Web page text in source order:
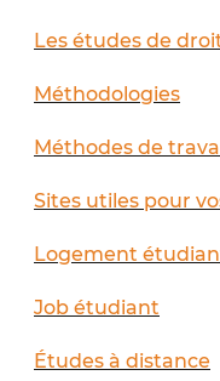
Les études de
Méthodologies
Méthodes de
Sites utiles pour
Logement
Job étudiant
Études à distance